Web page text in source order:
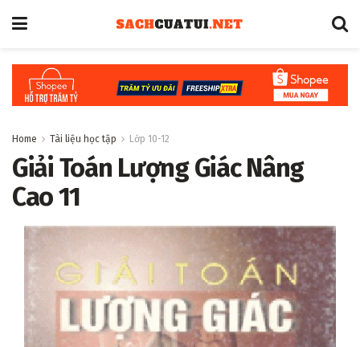
Home Tài liệu học tập Lớp 10-12
Giải Toán Lượng Giác Nâng
Cao 11